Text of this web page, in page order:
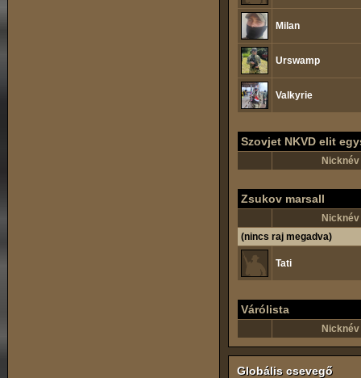
Milan
Urswamp
Valkyrie
Szovjet NKVD elit
Nicknév
Zsukov marsall
Nicknév
(nincs raj megadva)
Tati
Várólista
Nicknév
Globális csevegő